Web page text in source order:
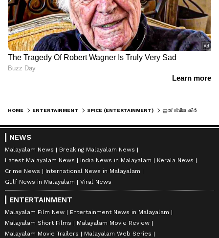
HOME ENTERTAINMENT SPICE (ENTERTAINMENT)
NEWS
Malayalam News
Breaking Malayalam News
Latest Malayalam News
India News in Malayalam
Kerala News
Crime News
International News in Malayalam
Gulf News in Malayalam
Viral News
ENTERTAINMENT
Malayalam Film New
Entertainment News in Malayalam
Malayalam Short Films
Malayalam Movie Review
Malayalam Movie Trailers
Malayalam Web Series